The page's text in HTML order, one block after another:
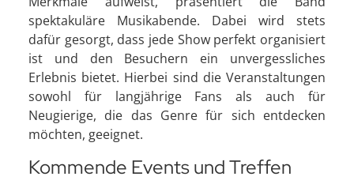
spektakuläre Musikabende. Dabei wird stets
dafür gesorgt, dass jede Show perfekt organisiert
ist und den Besuchern ein unvergessliches
Erlebnis bietet. Hierbei sind die Veranstaltungen
sowohl für langjährige Fans als auch für
Neugierige, die das Genre für sich entdecken
möchten, geeignet.
Kommende Events und Treffen